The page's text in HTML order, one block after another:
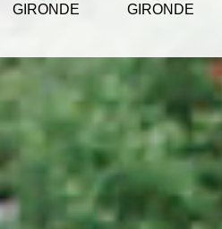
GIRONDE
GIRONDE